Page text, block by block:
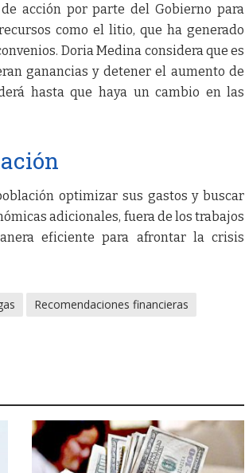
acción por parte del Gobierno para
como el litio, que ha generado
Doria Medina considera que es
ganancias y detener el aumento de
hasta que haya un cambio en las
optimizar sus gastos y buscar
adicionales, fuera de los trabajos
eficiente para afrontar la crisis
Recomendaciones financieras